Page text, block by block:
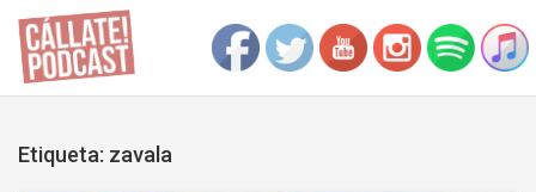
Etiqueta: zavala